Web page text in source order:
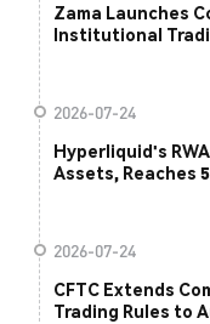
Zama Launches
Institutional
2026-07-24
Hyperliquid's
Assets, Reaches
2026-07-24
CFTC Extends
Trading Rules to